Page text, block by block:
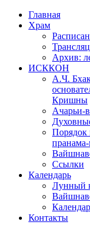
Перейти
содержимому
Главная
Храм
Архив:
ИСККОН
А.Ч.
Кришны
Ачарьи-
Порядок
Ссылки
Календарь
Лунный
Контакты